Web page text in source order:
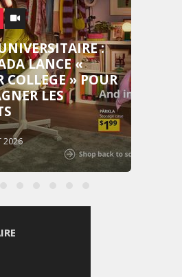
:
LANCE «
COLLEGE » POUR
LES
2026